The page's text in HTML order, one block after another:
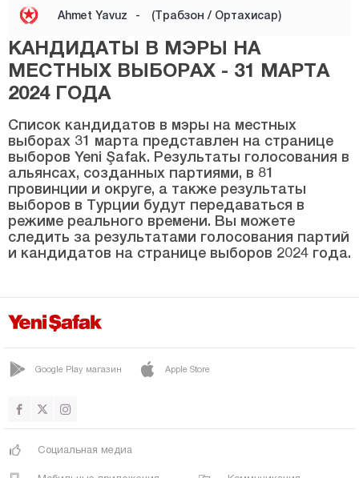
ОРТАХИСАР
ШАЛПАЗАРЫ
СЮРМЕНЕ
ТОНЯ
ВАКФЫКЕБИР
ЙОМРА
Тунджели
Ушак
Ялова
Йозгат
Зонгулдак
Ahmet Yavuz - (Трабзон / Ортахисар)
КАНДИДАТЫ В МЭРЫ НА
МЕСТНЫХ ВЫБОРАХ - 31 МАРТА
2024 ГОДА
Список кандидатов в мэры на местных
выборах 31 марта представлен на странице
выборов Yeni Şafak. Результаты голосования в
альянсах, созданных партиями, в 81
провинции и округе, а также результаты
выборов в Турции будут передаваться в
режиме реального времени. Вы можете
следить за результатами голосования партий
и кандидатов на странице выборов 2024 года.
Google Play магазин Apple Store
Социальная медиа